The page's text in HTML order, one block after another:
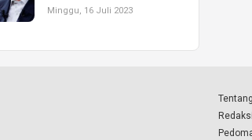
Minggu, 16 Juli 2023
Redaksi